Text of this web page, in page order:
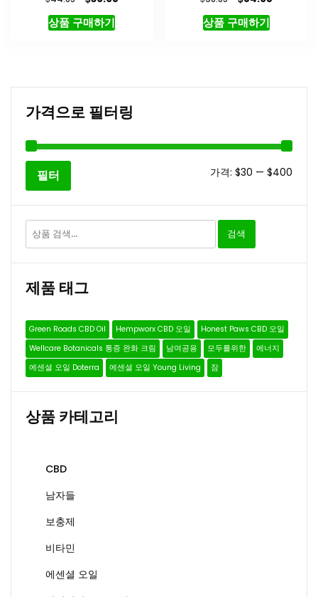
래
가
상품 구매하기
래
가
상품 구매하기
가격으로 필터링
필터 가격: $30 — $400
검
색:
검색
제품 태그
Green Roads CBD Oil Hempworx CBD 오일
Honest Paws CBD 오일
Wellcare Botanicals 통증 완화 크림
남여공용 모두를위한
에너지
에센셜 오일 Doterra
에센셜 오일 Young Living 잠
상품 카테고리
CBD
남자들
보충제
비타민
에센셜 오일